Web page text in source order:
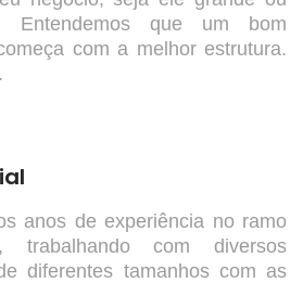
Entendemos que um bom
com a melhor estrutura.
anos de experiência no ramo
trabalhando com diversos
diferentes tamanhos com as